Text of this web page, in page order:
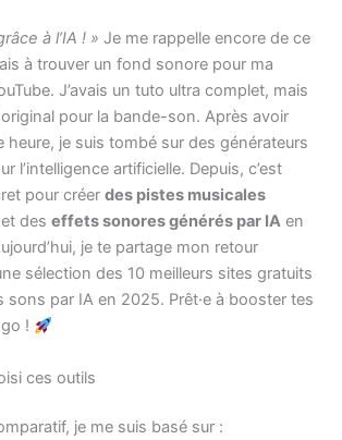
à l’IA ! » Je me rappelle encore de ce
à trouver un fond sonore pour ma
J’avais un tuto ultra complet, mais
pour la bande-son. Après avoir
heure, je suis tombé sur des générateurs
l’intelligence artificielle. Depuis, c’est
pour créerdes pistes musicales
et deseffets sonores générés par IA en
je te partage mon retour
sélection des 10 meilleurs sites gratuits
sons par IA en 2025. Prêt·e à booster tes
!
ces outils
je me suis basé sur :